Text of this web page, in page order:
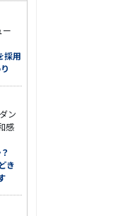
ー
用
ン
感
？
き